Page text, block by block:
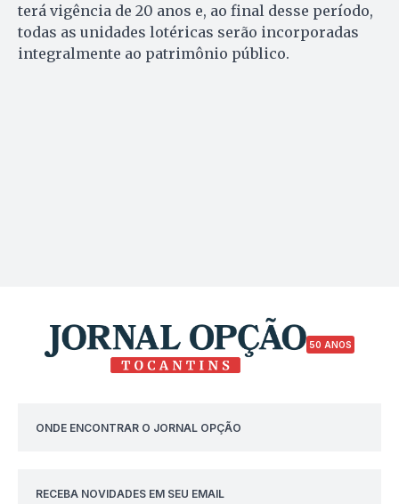
terá vigência de 20 anos e, ao final desse período,
todas as unidades lotéricas serão incorporadas
integralmente ao patrimônio público.
50 ANOS
ONDE ENCONTRAR O JORNAL OPÇÃO
RECEBA NOVIDADES EM SEU EMAIL